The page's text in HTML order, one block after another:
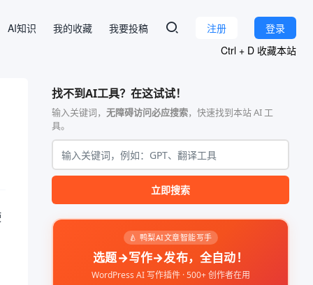
登录
注册
AI知识 我的收藏
我要投稿
Ctrl + D 收藏本站
找不到AI工具？在这试试！
输入关键词， 无障碍访问必应搜索，快速找到本站 AI 工
具。
立即搜索
🍐 鸭梨AI文章智能写手
选题→写作→发布，全自动！
WordPress AI 写作插件 · 500+ 创作者在用